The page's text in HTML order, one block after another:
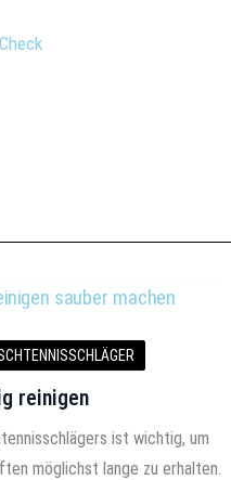
reinigen
ist wichtig, um
möglichst lange zu erhalten.